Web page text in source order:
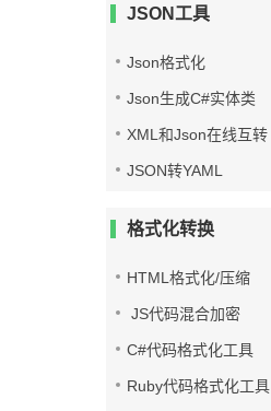
JSON工具
Json格式化
Json生成C#实体类
XML和Json在线互转
JSON转YAML
格式化转换
HTML格式化/压缩
JS代码混合加密
C#代码格式化工具
Ruby代码格式化工具